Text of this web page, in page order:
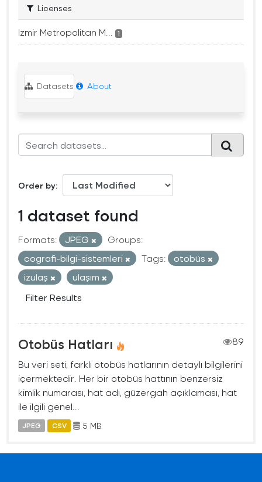
Licenses
Izmir Metropolitan M... 1
Datasets About
Order by
1 dataset found
Formats: JPEG
Groups:
cografi-bilgi-sistemleri
Tags:
otobüs
izulaş
ulaşım
Filter Results
Otobüs Hatları
89
Bu veri seti, farklı otobüs hatlarının detaylı bilgilerini
içermektedir. Her bir otobüs hattının benzersiz
kimlik numarası, hat adı, güzergah açıklaması, hat
ile ilgili genel...
JPEG CSV 5 MB